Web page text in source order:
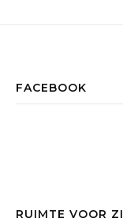
FACEBOOK
RUIMTE VOOR